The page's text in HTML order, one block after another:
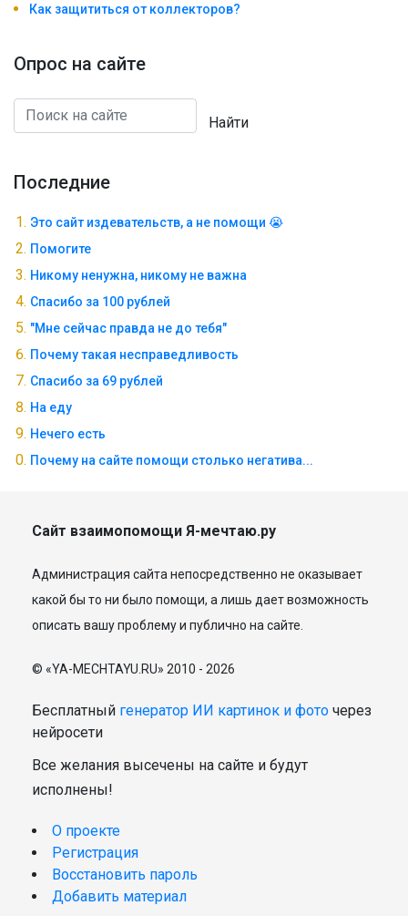
Как защититься от коллекторов?
Опрос на сайте
Найти
Последние
Это сайт издевательств, а не помощи 😭
Помогите
Никому ненужна, никому не важна
Спасибо за 100 рублей
"Мне сейчас правда не до тебя"
Почему такая несправедливость
Спасибо за 69 рублей
На еду
Нечего есть
Почему на сайте помощи столько негатива...
Сайт взаимопомощи Я-мечтаю.ру
Администрация сайта непосредственно не оказывает
какой бы то ни было помощи, а лишь дает возможность
описать вашу проблему и публично на сайте.
© «YA-MECHTAYU.RU» 2010 - 2026
Бесплатный генератор ИИ картинок и фото через
нейросети
Все желания высечены на сайте и будут
исполнены!
О проекте
Регистрация
Восстановить пароль
Добавить материал